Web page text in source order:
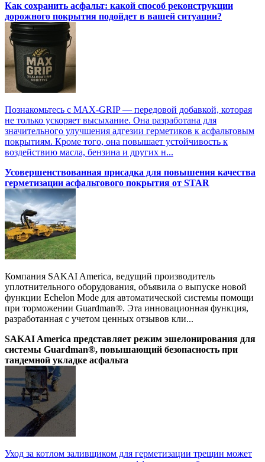
Как сохранить асфальт: какой способ реконструкции
дорожного покрытия подойдет в вашей ситуации?
Познакомьтесь с MAX-GRIP — передовой добавкой, которая
не только ускоряет высыхание. Она разработана для
значительного улучшения адгезии герметиков к асфальтовым
покрытиям. Кроме того, она повышает устойчивость к
воздействию масла, бензина и других н...
Усовершенствованная присадка для повышения качества
герметизации асфальтового покрытия от STAR
Компания SAKAI America, ведущий производитель
уплотнительного оборудования, объявила о выпуске новой
функции Echelon Mode для автоматической системы помощи
при торможении Guardman®. Эта инновационная функция,
разработанная с учетом ценных отзывов кли...
SAKAI America представляет режим эшелонирования для
системы Guardman®, повышающий безопасность при
тандемной укладке асфальта
Уход за котлом заливщиком для герметизации трещин может